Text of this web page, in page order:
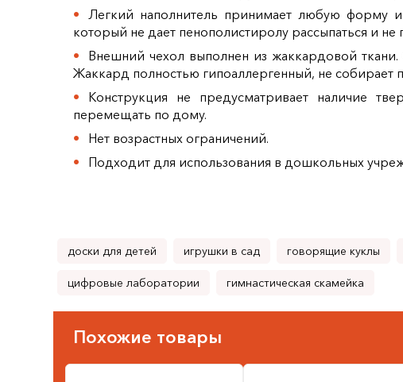
Легкий наполнитель принимает любую форму и
который не дает пенополистиролу рассыпаться и не
Внешний чехол выполнен из жаккардовой
Жаккард полностью гипоаллергенный, не собирает
Конструкция не предусматривает наличие
перемещать по дому.
Нет возрастных ограничений.
Подходит для использования в дошкольных
доски для детей игрушки в сад говорящие куклы
цифровые лаборатории гимнастическая скамейка
Похожие товары